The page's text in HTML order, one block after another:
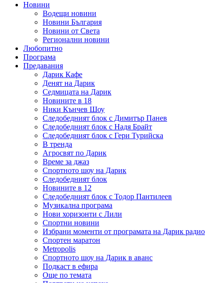
Новини
Водещи новини
Новини България
Новини от Света
Регионални новини
Любопитно
Програма
Предавания
Дарик Кафе
Денят на Дарик
Седмицата на Дарик
Новините в 18
Ники Кънчев Шоу
Следобедният блок с Димитър Панев
Следобедният блок с Надя Брайт
Следобедният блок с Гери Турийска
В тренда
Агросвят по Дарик
Време за джаз
Спортното шоу на Дарик
Следобедният блок
Новините в 12
Следобедният блок с Тодор Пантилеев
Музикална програма
Нови хоризонти с Лили
Спортни новини
Избрани моменти от програмата на Дарик радио
Спортен маратон
Metropolis
Спортното шоу на Дарик в аванс
Подкаст в ефира
Още по темата